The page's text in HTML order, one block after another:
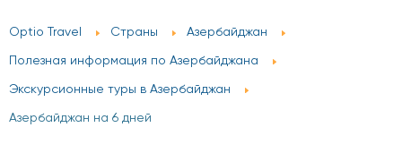
Optio Travel Страны Азербайджан
Полезная информация по Азербайджана
Экскурсионные туры в Азербайджан
Азербайджан на 6 дней